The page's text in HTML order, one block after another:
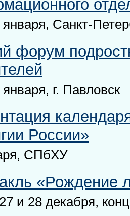
Санкт-
форум
г. Павловск
России»
СПбХУ
«Рождение
и 28 декабря,